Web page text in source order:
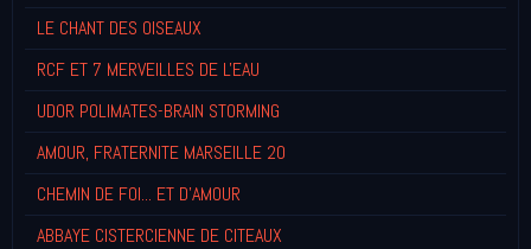
LE CHANT DES OISEAUX
RCF ET 7 MERVEILLES DE L'EAU
UDOR POLIMATES-BRAIN STORMING
AMOUR, FRATERNITE MARSEILLE 20
CHEMIN DE FOI... ET D'AMOUR
ABBAYE CISTERCIENNE DE CITEAUX